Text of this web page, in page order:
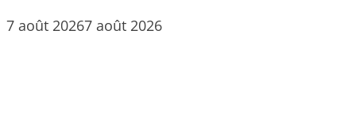
7 août 20267 août 2026